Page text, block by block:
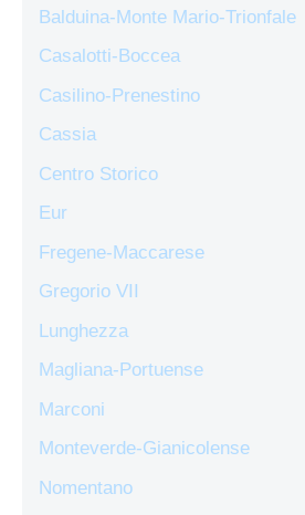
Balduina-Monte Mario-Trionfale
Casalotti-Boccea
Casilino-Prenestino
Cassia
Centro Storico
Eur
Fregene-Maccarese
Gregorio VII
Lunghezza
Magliana-Portuense
Marconi
Monteverde-Gianicolense
Nomentano